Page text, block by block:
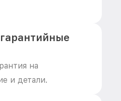
на
и детали.